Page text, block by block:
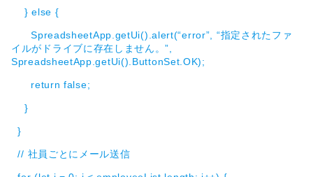
} else {
SpreadsheetApp.getUi().alert(“error”, “指定されたファ
イルがドライブに存在しません。”,
SpreadsheetApp.getUi().ButtonSet.OK);
return false;
}
}
// 社員ごとにメール送信